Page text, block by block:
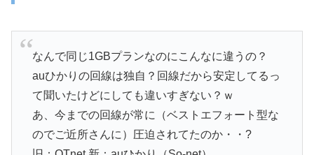
なんで同じ1GBプランなのにこんなに違うの？
auひかりの回線は独自？回線だから安定してるっ
て聞いたけどにしても違いすぎない？ｗ
あ、今までの回線が常に（ベストエフォート型な
のでご近所さんに）圧迫されてたのか・・?